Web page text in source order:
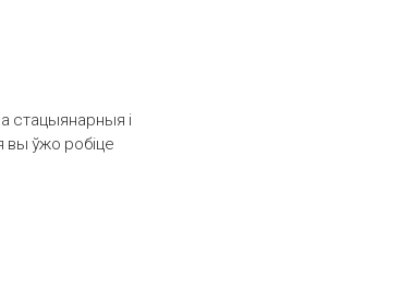
стацыянарныя і
вы ўжо робіце